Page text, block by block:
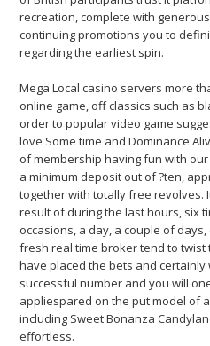
recreation, complete with
continuing promotions you to
regarding the earliest spin.
Mega Local casino servers more
online game, off classics such as
order to popular video game
love Some time and Dominance
of membership having fun with
a minimum deposit out of ?ten,
together with totally free revolves.
result of during the last hours, six
occasions, a day, a couple of
fresh real time broker tend to
have placed the bets and
successful number and you will
appliespared on the put model of
including Sweet Bonanza
effortless.